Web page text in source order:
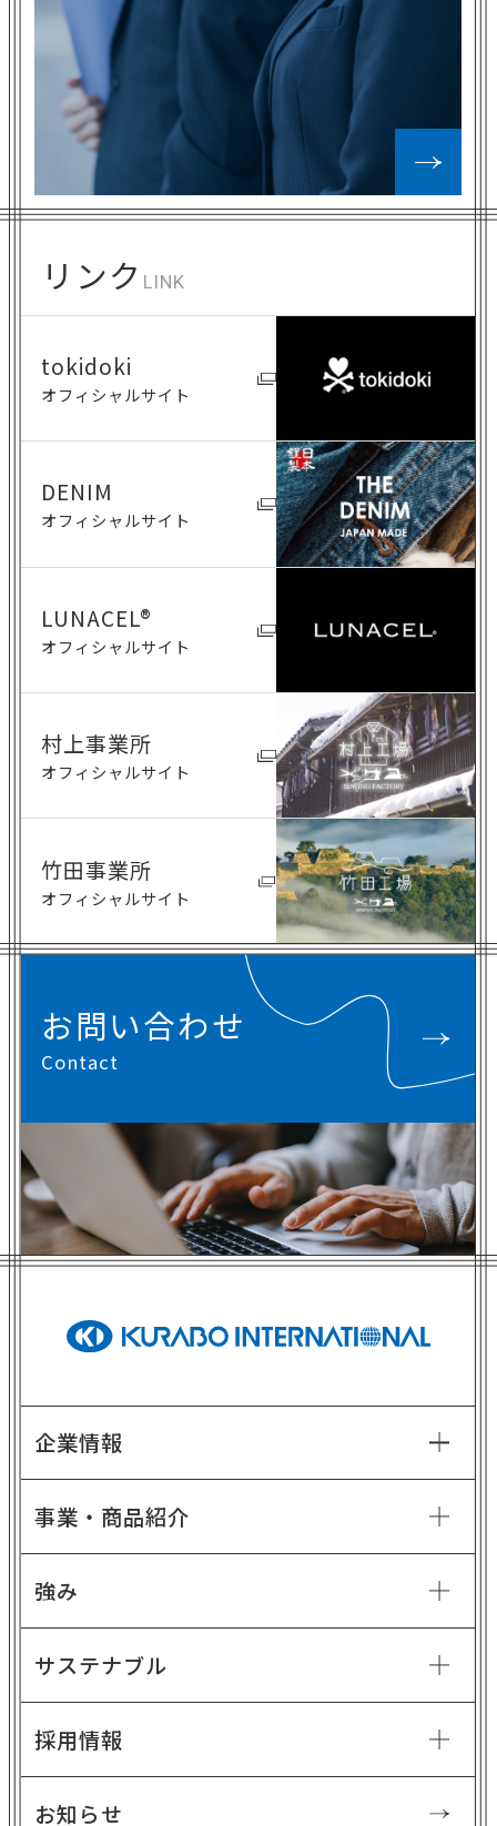
リンク LINK
tokidoki
オフィシャルサイト
DENIM
オフィシャルサイト
LUNACEL®
オフィシャルサイト
村上事業所
オフィシャルサイト
竹田事業所
オフィシャルサイト
お問い合わせ
Contact
企業情報
事業・商品紹介
強み
サステナブル
採用情報
お知らせ